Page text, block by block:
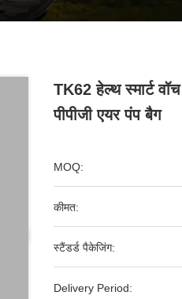
TK62 हेल्थ स्मार्ट
पीपीजी एयर पंप बैग
MOQ:
कीमत:
स्टैंडर्ड पैकेजिंग:
Delivery Period: